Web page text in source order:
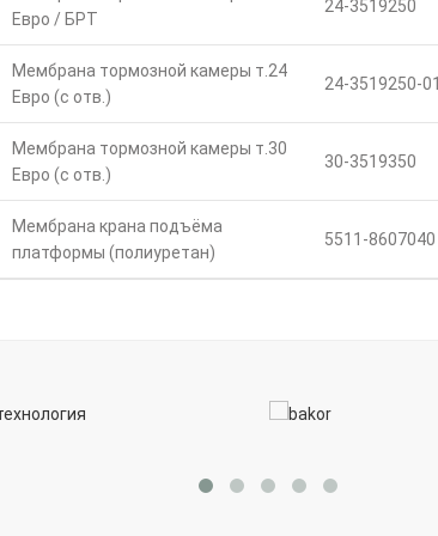
Евро / БРТ
24-3519250
Мембрана тормозной камеры т.24
Евро (с отв.)
24-3519250-01
Мембрана тормозной камеры т.30
Евро (с отв.)
30-3519350
Мембрана крана подъёма
платформы (полиуретан)
5511-8607040